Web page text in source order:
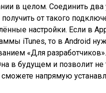
в целом. Соединить
от такого
настройки. Если в
iTunes, то в Android
«Для
в будущем и позволит
напрямую